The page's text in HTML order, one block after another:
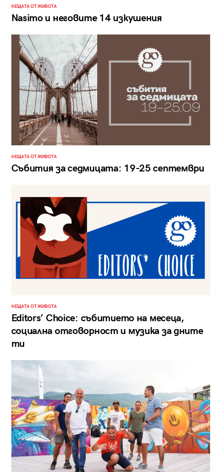
НЕЩАТА ОТ ЖИВОТА
Nasimo и неговите 14 изкушения
НЕЩАТА ОТ ЖИВОТА
Събития за седмицата: 19-25 септември
НЕЩАТА ОТ ЖИВОТА
Editors’ Choice: събитието на месеца,
социална отговорност и музика за дните
ти